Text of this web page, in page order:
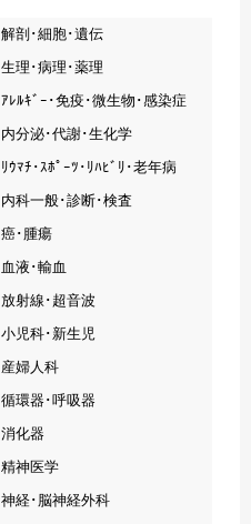
解剖･細胞･遺伝
生理･病理･薬理
ｱﾚﾙｷﾞｰ･免疫･微生物･感染症
内分泌･代謝･生化学
ﾘｳﾏﾁ･ｽﾎﾟｰﾂ･ﾘﾊﾋﾞﾘ･老年病
内科一般･診断･検査
癌･腫瘍
血液･輸血
放射線･超音波
小児科･新生児
産婦人科
循環器･呼吸器
消化器
精神医学
神経･脳神経外科